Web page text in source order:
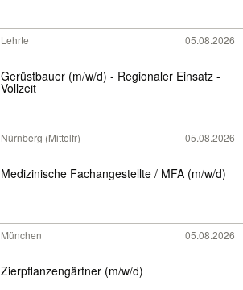
Lehrte 05.08.2026
Gerüstbauer (m/w/d) - Regionaler Einsatz -
Vollzeit
Nürnberg (Mittelfr) 05.08.2026
Medizinische Fachangestellte / MFA (m/w/d)
München 05.08.2026
Zierpflanzengärtner (m/w/d)